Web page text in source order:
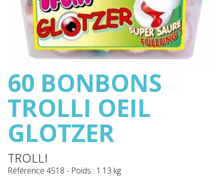
60 BONBONS
TROLLI OEIL
GLOTZER
TROLLI
Référence 4518 - Poids : 1.13 kg